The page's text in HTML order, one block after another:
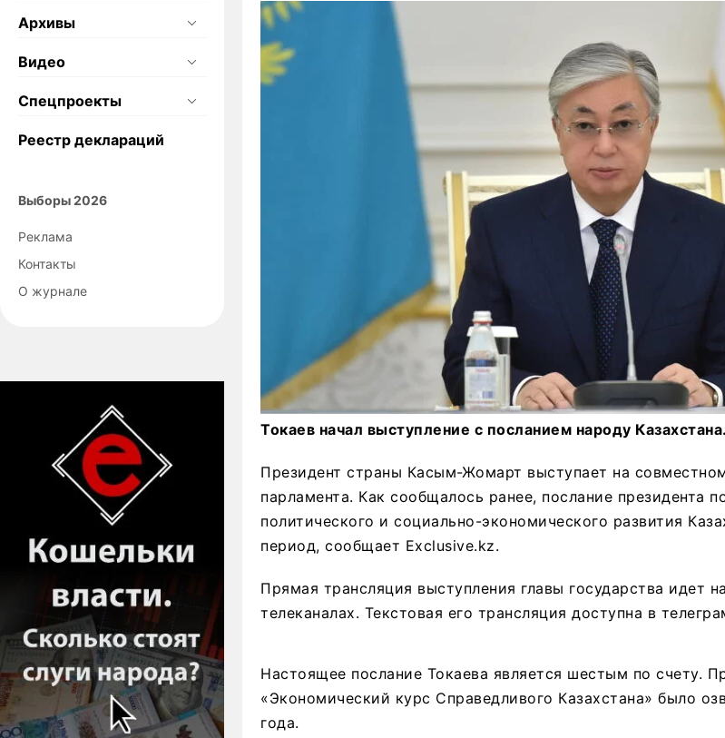
Архивы
Видео
Спецпроекты
Реестр деклараций
Выборы 2026
Реклама
Контакты
О журнале
Токаев начал выступление с посланием народу Казахстана.
Президент страны Касым-Жомарт выступает на
парламента. Как сообщалось ранее, послание президента
политического и социально-экономического развития
период, сообщает Exclusive.kz.
Прямая трансляция выступления главы государства идет
телеканалах. Текстовая его трансляция доступна в
Настоящее послание Токаева является шестым по счету.
«Экономический курс Справедливого Казахстана» было
года.